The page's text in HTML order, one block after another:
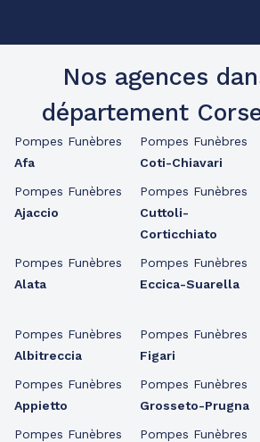
Nos agences
département
Pompes Funèbres
Afa
Pompes Funèbres
Ajaccio
Pompes Funèbres
Alata
Pompes Funèbres
Albitreccia
Pompes Funèbres
Appietto
Pompes Funèbres
Pompes Funèbres
Coti-Chiavari
Pompes Funèbres
Cuttoli-
Corticchiato
Pompes Funèbres
Eccica-Suarella
Pompes Funèbres
Figari
Pompes Funèbres
Grosseto-Prugna
Pompes Funèbres